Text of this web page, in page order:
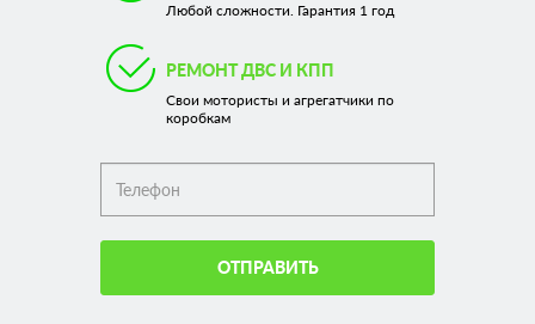
Любой сложности. Гарантия 1 год
РЕМОНТ ДВС И КПП
Свои мотористы и агрегатчики по
коробкам
ОТПРАВИТЬ